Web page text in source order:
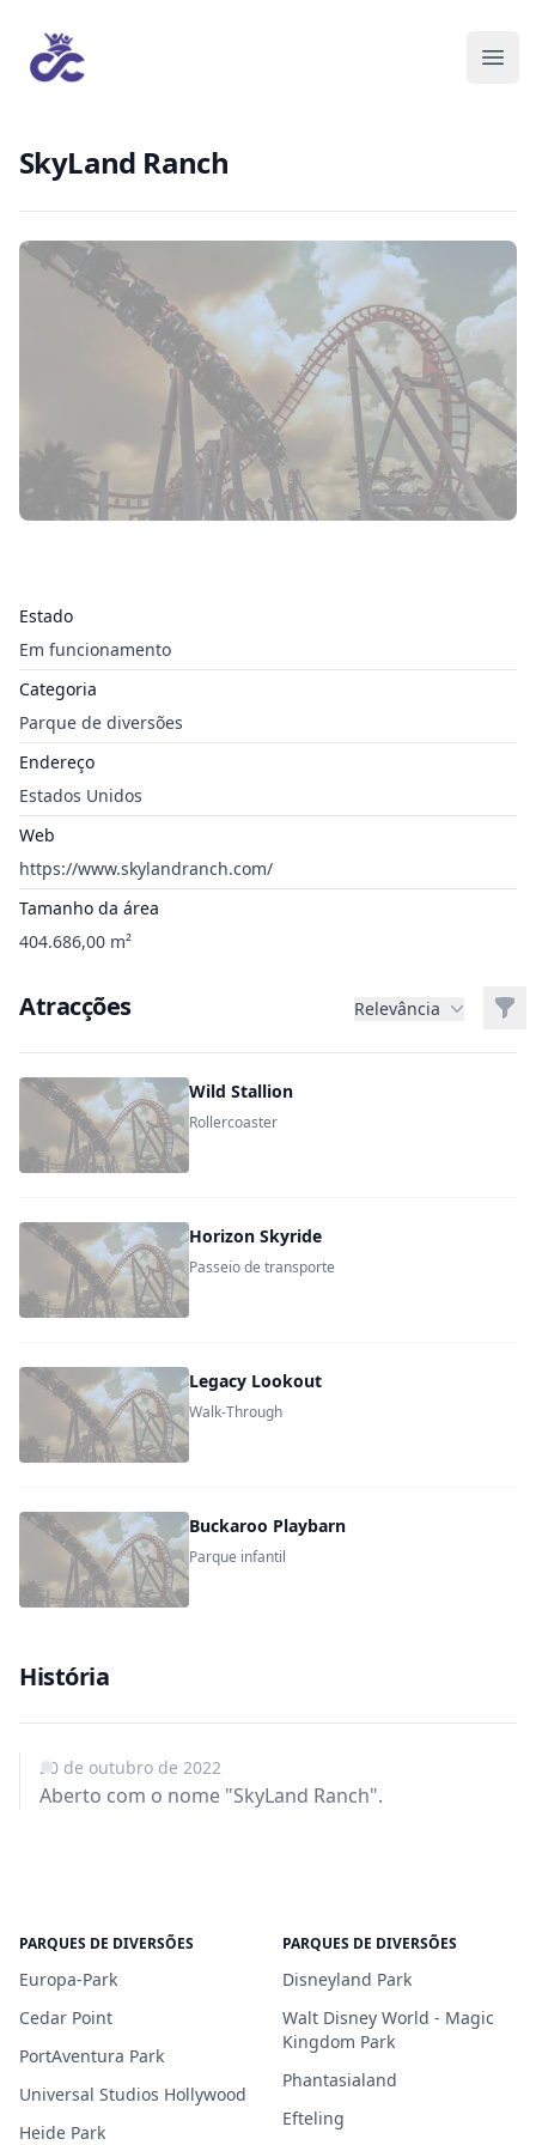
SkyLand Ranch
Estado
Em funcionamento
Categoria
Parque de diversões
Endereço
Estados Unidos
Web
https://www.skylandranch.com/
Tamanho da área
404.686,00 m²
Atracções Relevância
Wild Stallion
Rollercoaster
Horizon Skyride
Passeio de transporte
Legacy Lookout
Walk-Through
Buckaroo Playbarn
Parque infantil
História
20 de outubro de 2022
Aberto com o nome "SkyLand Ranch".
PARQUES DE DIVERSÕES
Europa-Park
Cedar Point
PortAventura Park
Universal Studios Hollywood
Heide Park
PARQUES DE DIVERSÕES
Disneyland Park
Walt Disney World - Magic
Kingdom Park
Phantasialand
Efteling